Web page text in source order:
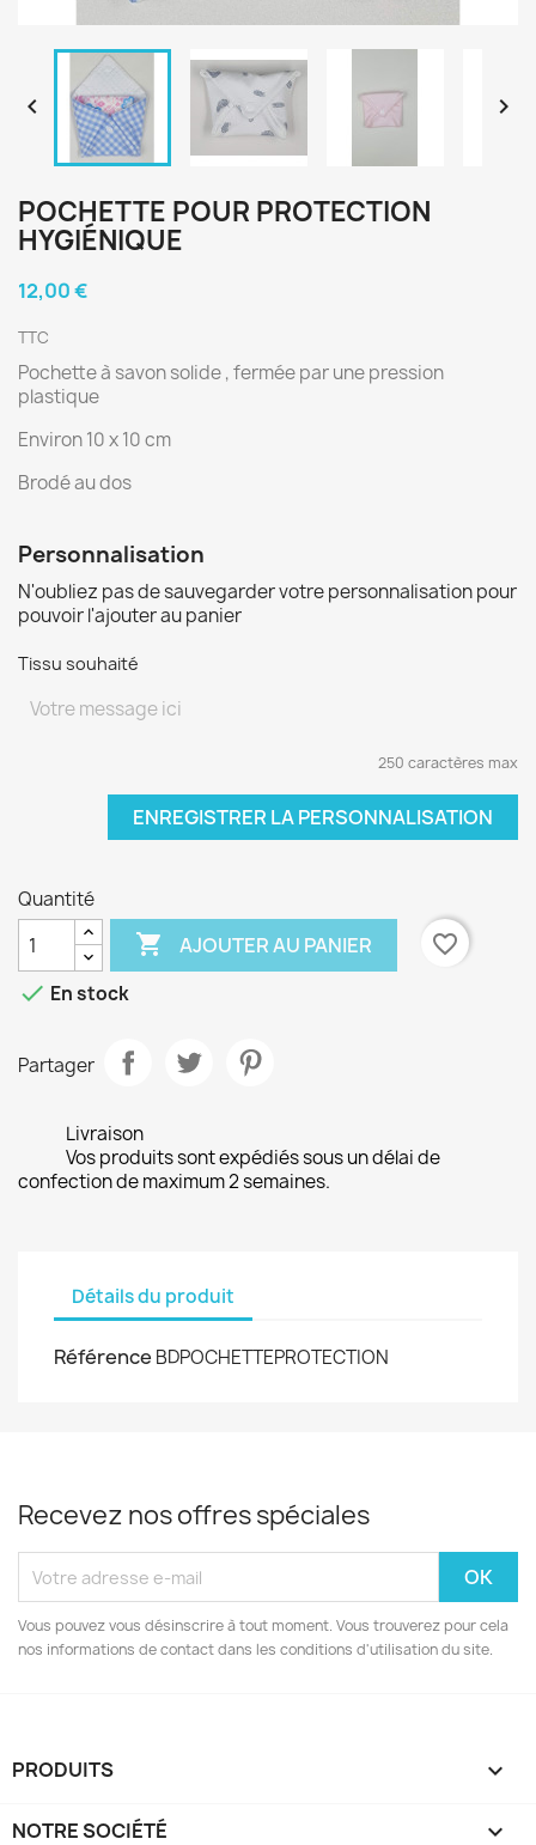
 
POCHETTE POUR PROTECTION
HYGIÉNIQUE
12,00 €
TTC
Pochette à savon solide , fermée par une pression
plastique
Environ 10 x 10 cm
Brodé au dos
Personnalisation
N'oubliez pas de sauvegarder votre personnalisation pour
pouvoir l'ajouter au panier
Tissu souhaité
250 caractères max
ENREGISTRER LA PERSONNALISATION
Quantité
 AJOUTER AU PANIER
favorite_border
 En stock
Partager
Livraison
Vos produits sont expédiés sous un délai de
confection de maximum 2 semaines.
Détails du produit
Référence BDPOCHETTEPROTECTION
Recevez nos offres spéciales
Vous pouvez vous désinscrire à tout moment. Vous trouverez pour cela
nos informations de contact dans les conditions d'utilisation du site.
PRODUITS 
NOTRE SOCIÉTÉ 